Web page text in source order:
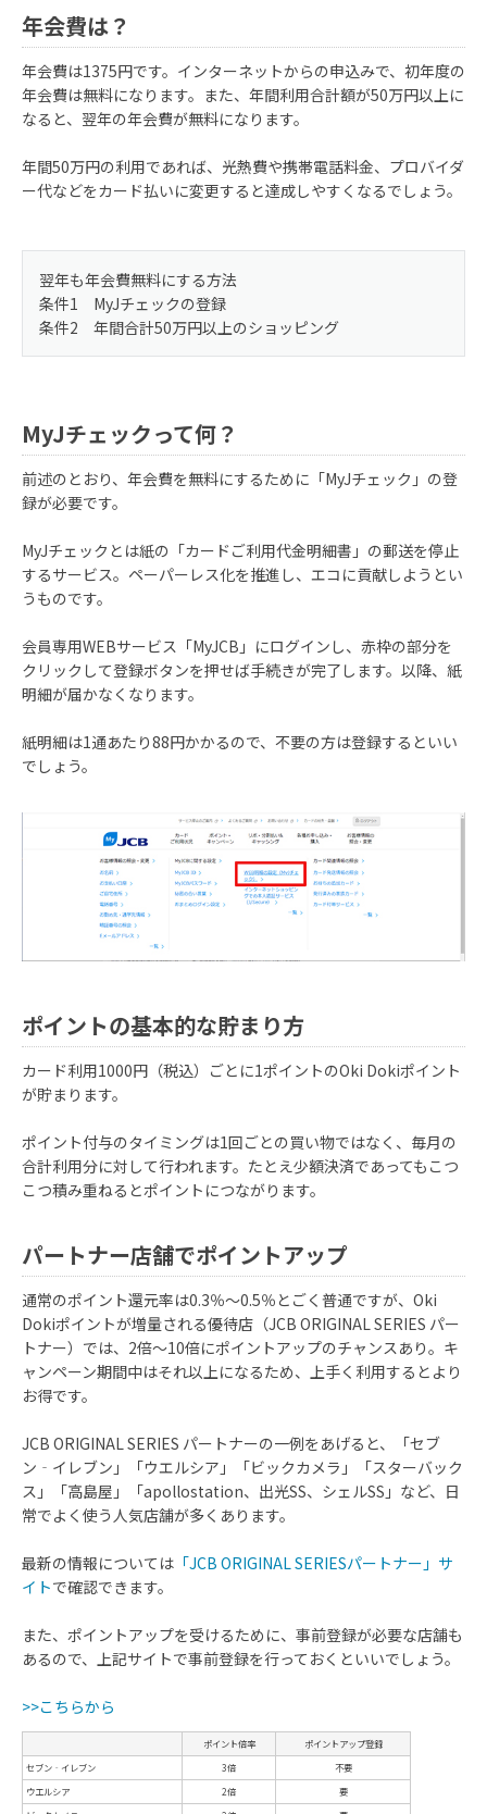
年会費は？
年会費は1375円です。インターネットからの申込みで、初年度の
年会費は無料になります。また、年間利用合計額が50万円以上に
なると、翌年の年会費が無料になります。
年間50万円の利用であれば、光熱費や携帯電話料金、プロバイダ
ー代などをカード払いに変更すると達成しやすくなるでしょう。
翌年も年会費無料にする方法
条件1 MyJチェックの登録
条件2 年間合計50万円以上のショッピング
MyJチェックって何？
前述のとおり、年会費を無料にするために「MyJチェック」の登
録が必要です。
MyJチェックとは紙の「カードご利用代金明細書」の郵送を停止
するサービス。ペーパーレス化を推進し、エコに貢献しようとい
うものです。
会員専用WEBサービス「MyJCB」にログインし、赤枠の部分を
クリックして登録ボタンを押せば手続きが完了します。以降、紙
明細が届かなくなります。
紙明細は1通あたり88円かかるので、不要の方は登録するといい
でしょう。
ポイントの基本的な貯まり方
カード利用1000円（税込）ごとに1ポイントのOki Dokiポイント
が貯まります。
ポイント付与のタイミングは1回ごとの買い物ではなく、毎月の
合計利用分に対して行われます。たとえ少額決済であってもこつ
こつ積み重ねるとポイントにつながります。
パートナー店舗でポイントアップ
通常のポイント還元率は0.3％～0.5％とごく普通ですが、Oki
Dokiポイントが増量される優待店（JCB ORIGINAL SERIES パー
トナー）では、2倍～10倍にポイントアップのチャンスあり。キ
ャンペーン期間中はそれ以上になるため、上手く利用するとより
お得です。
JCB ORIGINAL SERIES パートナーの一例をあげると、「セブ
ン‐イレブン」「ウエルシア」「ビックカメラ」「スターバック
ス」「高島屋」「apollostation、出光SS、シェルSS」など、日
常でよく使う人気店舗が多くあります。
最新の情報については 「JCB ORIGINAL SERIESパートナー」サ
イトで確認できます。
また、ポイントアップを受けるために、事前登録が必要な店舗も
あるので、上記サイトで事前登録を行っておくといいでしょう。
>>こちらから